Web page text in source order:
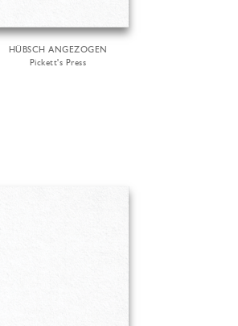
HÜBSCH ANGEZOGEN
Pickett's Press